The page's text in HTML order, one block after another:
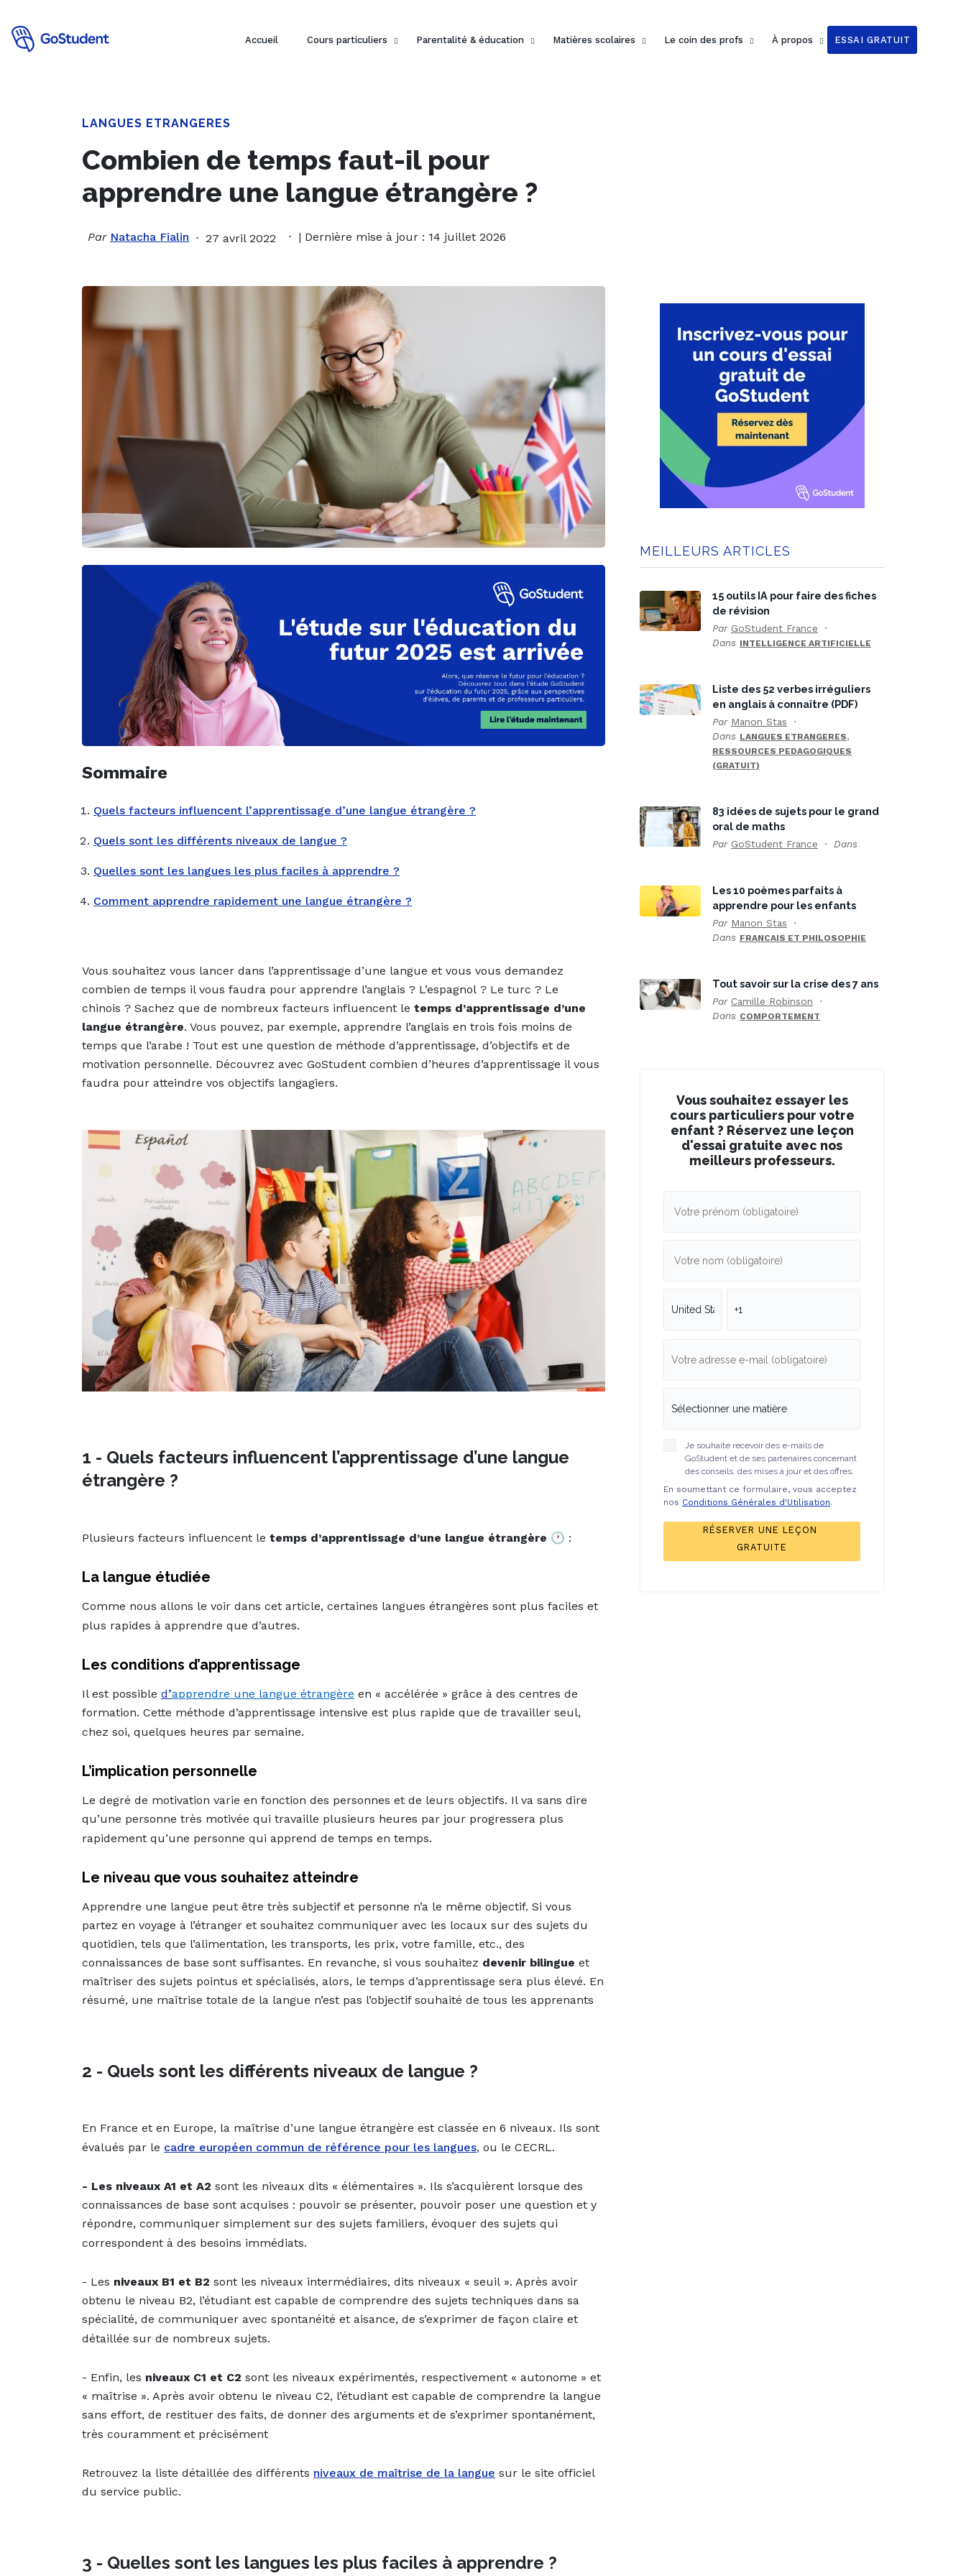
Accueil Cours particuliers Parentalité & éducation Matières scolaires Le coin des profs À propos ESSAI GRATUIT
LANGUES ETRANGERES
Combien de temps faut-il pour
apprendre une langue étrangère ?
Par Natacha Fialin 27 avril 2022 | Dernière mise à jour : 14 juillet 2026
Sommaire
Quels facteurs influencent l’apprentissage d’une langue étrangère ?
Quels sont les différents niveaux de langue ?
Quelles sont les langues les plus faciles à apprendre ?
Comment apprendre rapidement une langue étrangère ?
Vous souhaitez vous lancer dans l’apprentissage d’une langue et vous vous demandez
combien de temps il vous faudra pour apprendre l’anglais ? L’espagnol ? Le turc ? Le
chinois ? Sachez que de nombreux facteurs influencent le temps d’apprentissage d’une
langue étrangère. Vous pouvez, par exemple, apprendre l’anglais en trois fois moins de
temps que l’arabe ! Tout est une question de méthode d’apprentissage, d’objectifs et de
motivation personnelle. Découvrez avec GoStudent combien d’heures d’apprentissage il vous
faudra pour atteindre vos objectifs langagiers.
1 - Quels facteurs influencent l’apprentissage d’une langue
étrangère ?
Plusieurs facteurs influencent le temps d’apprentissage d’une langue étrangère 🕐 :
La langue étudiée
Comme nous allons le voir dans cet article, certaines langues étrangères sont plus faciles et
plus rapides à apprendre que d’autres.
Les conditions d’apprentissage
Il est possible d’apprendre une langue étrangère en « accélérée » grâce à des centres de
formation. Cette méthode d’apprentissage intensive est plus rapide que de travailler seul,
chez soi, quelques heures par semaine.
L’implication personnelle
Le degré de motivation varie en fonction des personnes et de leurs objectifs. Il va sans dire
qu’une personne très motivée qui travaille plusieurs heures par jour progressera plus
rapidement qu’une personne qui apprend de temps en temps.
Le niveau que vous souhaitez atteindre
Apprendre une langue peut être très subjectif et personne n’a le même objectif. Si vous
partez en voyage à l’étranger et souhaitez communiquer avec les locaux sur des sujets du
quotidien, tels que l’alimentation, les transports, les prix, votre famille, etc., des
connaissances de base sont suffisantes. En revanche, si vous souhaitez devenir bilingue et
maîtriser des sujets pointus et spécialisés, alors, le temps d’apprentissage sera plus élevé. En
résumé, une maîtrise totale de la langue n’est pas l’objectif souhaité de tous les apprenants
2 - Quels sont les différents niveaux de langue ?
En France et en Europe, la maîtrise d’une langue étrangère est classée en 6 niveaux. Ils sont
évalués par le cadre européen commun de référence pour les langues, ou le CECRL.
- Les niveaux A1 et A2 sont les niveaux dits « élémentaires ». Ils s’acquièrent lorsque des
connaissances de base sont acquises : pouvoir se présenter, pouvoir poser une question et y
répondre, communiquer simplement sur des sujets familiers, évoquer des sujets qui
correspondent à des besoins immédiats.
- Les niveaux B1 et B2 sont les niveaux intermédiaires, dits niveaux « seuil ». Après avoir
obtenu le niveau B2, l’étudiant est capable de comprendre des sujets techniques dans sa
spécialité, de communiquer avec spontanéité et aisance, de s’exprimer de façon claire et
détaillée sur de nombreux sujets.
- Enfin, les niveaux C1 et C2 sont les niveaux expérimentés, respectivement « autonome » et
« maîtrise ». Après avoir obtenu le niveau C2, l’étudiant est capable de comprendre la langue
sans effort, de restituer des faits, de donner des arguments et de s’exprimer spontanément,
très couramment et précisément
Retrouvez la liste détaillée des différents niveaux de maîtrise de la langue sur le site officiel
du service public.
3 - Quelles sont les langues les plus faciles à apprendre ?
MEILLEURS ARTICLES
15 outils IA pour faire des fiches
de révision
Par GoStudent France
Dans INTELLIGENCE ARTIFICIELLE
Liste des 52 verbes irréguliers
en anglais à connaître (PDF)
Par Manon Stas
Dans LANGUES ETRANGERES,
RESSOURCES PEDAGOGIQUES
(GRATUIT)
83 idées de sujets pour le grand
oral de maths
Par GoStudent France Dans
Les 10 poèmes parfaits à
apprendre pour les enfants
Par Manon Stas
Dans FRANCAIS ET PHILOSOPHIE
Tout savoir sur la crise des 7 ans
Par Camille Robinson
Dans COMPORTEMENT
Vous souhaitez essayer les
cours particuliers pour votre
enfant ? Réservez une leçon
d'essai gratuite avec nos
meilleurs professeurs.
Je souhaite recevoir des e-mails de
GoStudent et de ses partenaires concernant
des conseils, des mises à jour et des offres.
En soumettant ce formulaire, vous acceptez
nos Conditions Générales d'Utilisation.